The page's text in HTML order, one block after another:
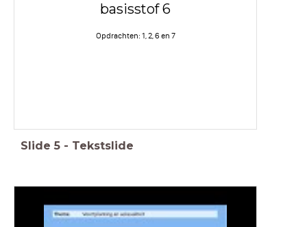
basisstof 6
Opdrachten: 1, 2, 6 en 7
Slide 5 - Tekstslide